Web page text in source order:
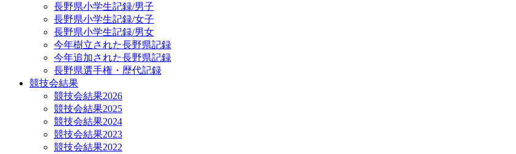
長野県小学生記録/男子
長野県小学生記録/女子
長野県小学生記録/男女
今年樹立された長野県記録
今年追加された長野県記録
長野県選手権・歴代記録
競技会結果
競技会結果2026
競技会結果2025
競技会結果2024
競技会結果2023
競技会結果2022